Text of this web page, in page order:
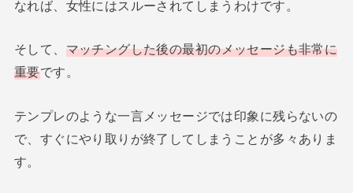
なれば、女性にはスルーされてしまうわけです。
そして、 マッチングした後の最初のメッセージも非常に
重要です。
テンプレのような一言メッセージでは印象に残らないの
で、すぐにやり取りが終了してしまうことが多々ありま
す。